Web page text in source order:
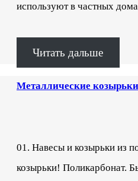
используют в частных
Читать дальше
Металлические
01. Навесы и козырьки из
козырьки! Поликарбонат.